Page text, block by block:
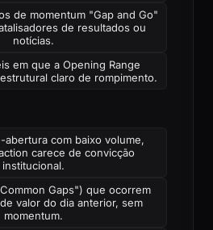
de momentum "Gap and Go"
de resultados ou
notícias.
em que a Opening Range
claro de rompimento.
abertura com baixo volume,
carece de convicção
institucional.
Gaps") que ocorrem
valor do dia anterior, sem
momentum.